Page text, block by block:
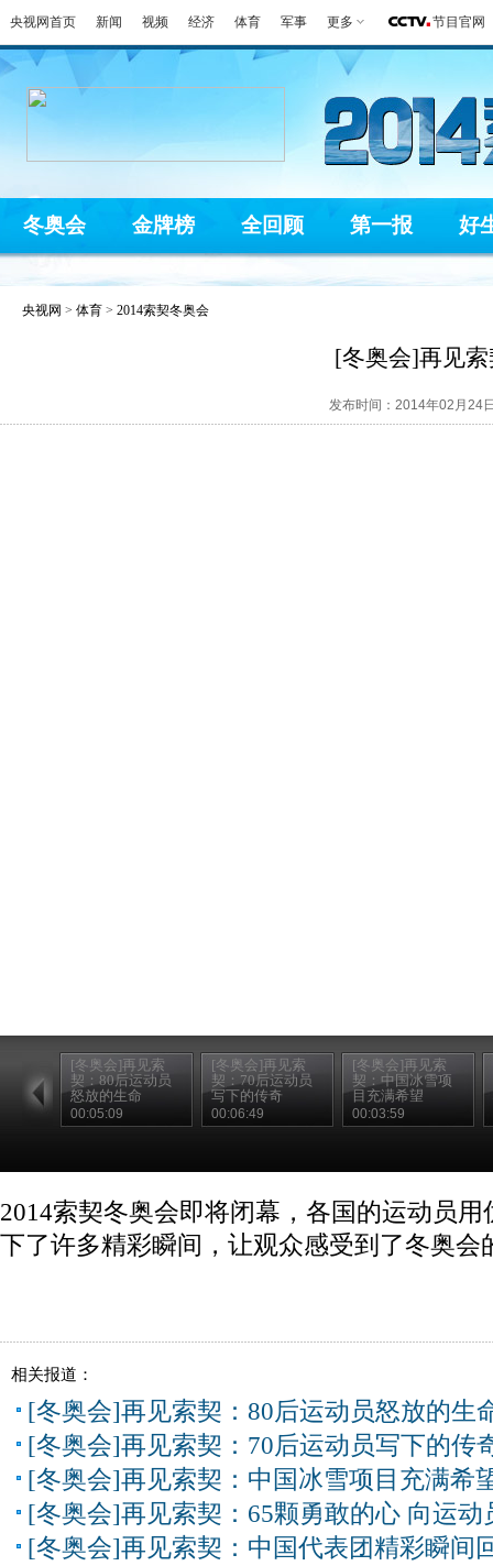
央视网首页 新闻 视频 经济 体育 军事 更多 节目官网
冬奥会 金牌榜 全回顾 第一报 好
央视网 > 体育 > 2014索契冬奥会
[冬奥会]再见
发布时间：2014年02月24
[冬奥会]再见索
契：80后运动员
怒放的生命
00:05:09
[冬奥会]再见索
契：70后运动员
写下的传奇
00:06:49
[冬奥会]再见索
契：中国冰雪项
目充满希望
00:03:59
2014索契冬奥会即将闭幕，各国的运动员
下了许多精彩瞬间，让观众感受到了冬奥会
相关报道：
[冬奥会]再见索契：80后运动员怒放的生
[冬奥会]再见索契：70后运动员写下的传
[冬奥会]再见索契：中国冰雪项目充满希
[冬奥会]再见索契：65颗勇敢的心 向运动
[冬奥会]再见索契：中国代表团精彩瞬间